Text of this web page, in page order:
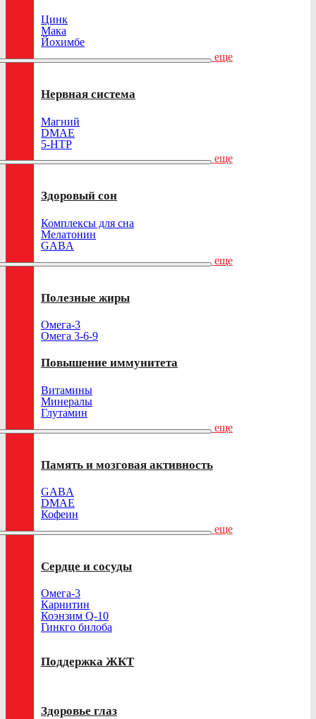
Цинк
Мака
Йохимбе
еще
Нервная система
Магний
DMAE
5-HTP
еще
Здоровый сон
Комплексы для сна
Мелатонин
GABA
еще
Полезные жиры
Омега-3
Омега 3-6-9
Повышение иммунитета
Витамины
Минералы
Глутамин
еще
Память и мозговая активность
GABA
DMAE
Кофеин
еще
Сердце и сосуды
Омега-3
Карнитин
Коэнзим Q-10
Гинкго билоба
Поддержка ЖКТ
Здоровье глаз